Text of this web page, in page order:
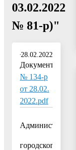
03.02.2022
№ 81-р)"
28.02.2022
Документ:
№ 134-р
от 28.02.
2022.pdf
Администрация
городского